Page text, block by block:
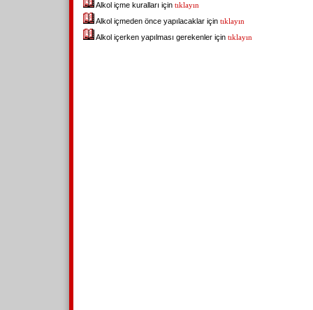
Alkol içme kuralları için tıklayın
Alkol içmeden önce yapılacaklar için tıklayın
Alkol içerken yapılması gerekenler için tıklayın